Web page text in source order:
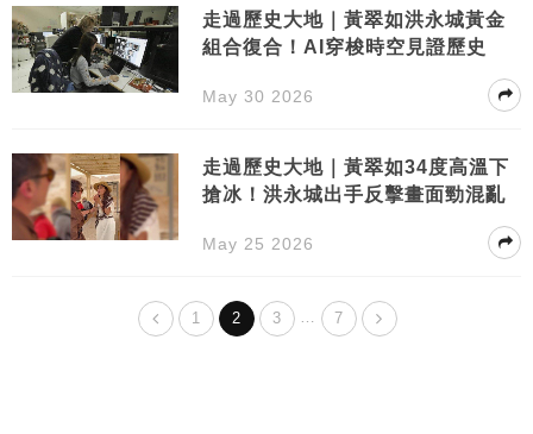
走過歷史大地｜黃翠如洪永城黃金
組合復合！AI穿梭時空見證歷史
May 30 2026
走過歷史大地｜黃翠如34度高溫下
搶冰！洪永城出手反擊畫面勁混亂
May 25 2026
1 2 3 … 7